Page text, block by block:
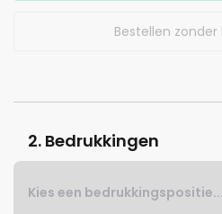
Bestellen zonder
2. Bedrukkingen
Kies een bedrukkingspositie...